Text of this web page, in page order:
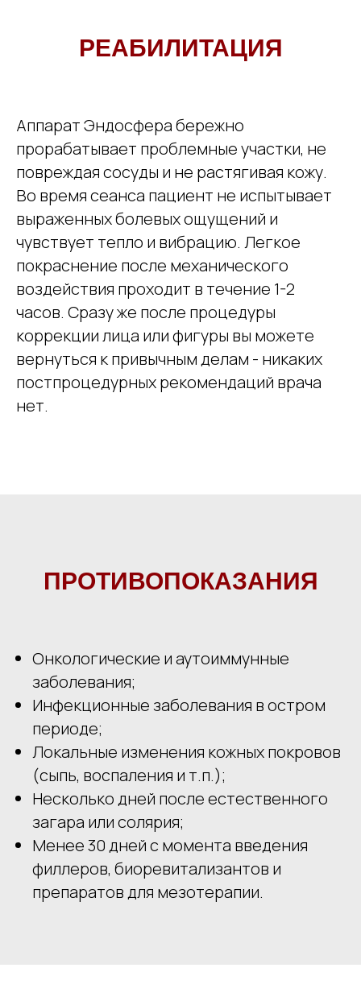
РЕАБИЛИТАЦИЯ
Аппарат Эндосфера бережно
прорабатывает проблемные участки, не
повреждая сосуды и не растягивая кожу.
Во время сеанса пациент не испытывает
выраженных болевых ощущений и
чувствует тепло и вибрацию. Легкое
покраснение после механического
воздействия проходит в течение 1-2
часов. Сразу же после процедуры
коррекции лица или фигуры вы можете
вернуться к привычным делам - никаких
постпроцедурных рекомендаций врача
нет.
ПРОТИВОПОКАЗАНИЯ
Онкологические и аутоиммунные
заболевания;
Инфекционные заболевания в остром
периоде;
Локальные изменения кожных покровов
(сыпь, воспаления и т.п.);
Несколько дней после естественного
загара или солярия;
Менее 30 дней с момента введения
филлеров, биоревитализантов и
препаратов для мезотерапии.